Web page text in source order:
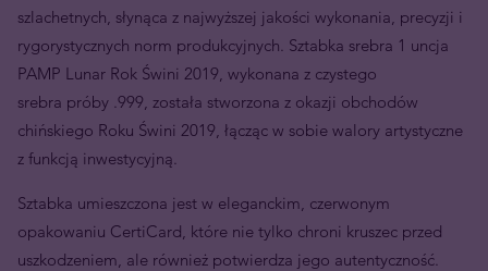
szlachetnych, słynąca z najwyższej jakości wykonania, precyzji i
rygorystycznych norm produkcyjnych. Sztabka srebra 1 uncja
PAMP Lunar Rok Świni 2019, wykonana z czystego
srebra próby .999, została stworzona z okazji obchodów
chińskiego Roku Świni 2019, łącząc w sobie walory artystyczne
z funkcją inwestycyjną.
Sztabka umieszczona jest w eleganckim, czerwonym
opakowaniu CertiCard, które nie tylko chroni kruszec przed
uszkodzeniem, ale również potwierdza jego autentyczność.